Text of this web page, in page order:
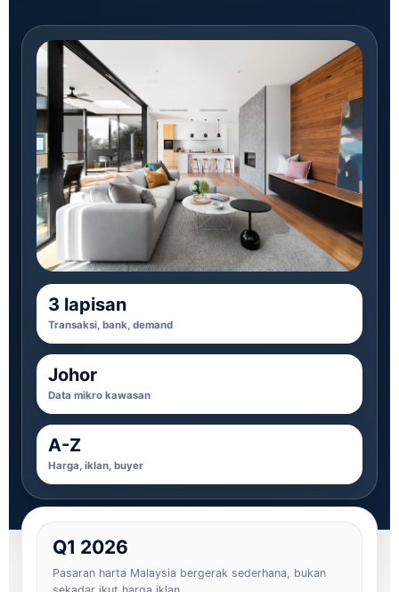
3 lapisan
Transaksi, bank, demand
Johor
Data mikro kawasan
A-Z
Harga, iklan, buyer
Q1 2026
Pasaran harta Malaysia bergerak sederhana, bukan